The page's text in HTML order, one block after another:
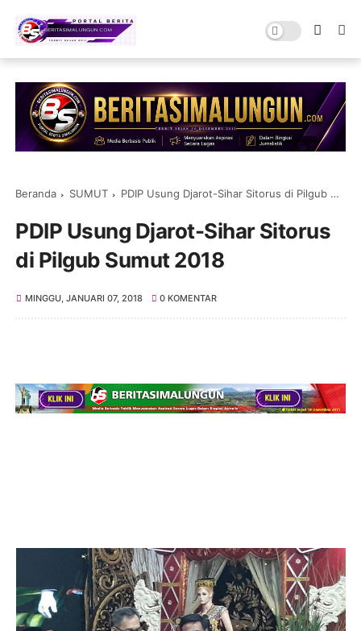
Beranda SUMUT PDIP Usung Djarot-Sihar Sitorus di Pilgub Sumut 2018
PDIP Usung Djarot-Sihar Sitorus
di Pilgub Sumut 2018
MINGGU, JANUARI 07, 2018 0 KOMENTAR